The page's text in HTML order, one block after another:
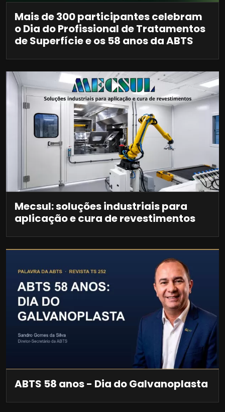
Mais de 300 participantes celebram
o Dia do Profissional de Tratamentos
de Superfície e os 58 anos da ABTS
Mecsul: soluções industriais para
aplicação e cura de revestimentos
ABTS 58 anos - Dia do Galvanoplasta